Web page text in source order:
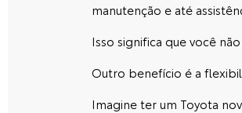
manutenção e até
Isso significa que você
Outro benefício é a
Imagine ter um Toyota